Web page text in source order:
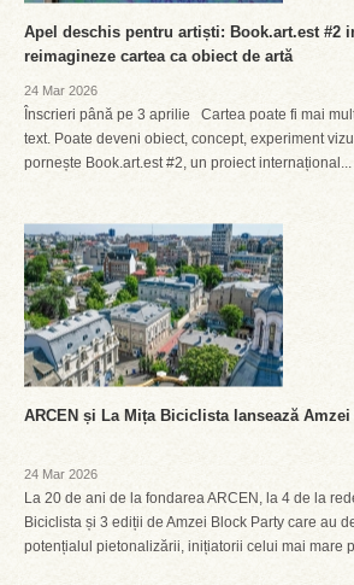
Apel deschis pentru artiști: Book.art.est #2
reimagineze cartea ca obiect de artă
24 Mar 2026
Înscrieri până pe 3 aprilie Cartea poate fi mai
text. Poate deveni obiect, concept, experiment
pornește Book.art.est #2, un proiect internațional...
ARCEN și La Mița Biciclista lansează
24 Mar 2026
La 20 de ani de la fondarea ARCEN, la 4 de la
Biciclista și 3 ediții de Amzei Block Party care au
potențialul pietonalizării, inițiatorii celui mai mare